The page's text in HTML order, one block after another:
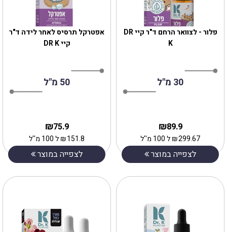
אפטרקל תרסיס לאחר ‎לידה‎ ‎‎ד"ר
קיי DR K
50 מ"ל
75.9
₪
151.8
₪ל 100 מ''ל
לצפייה במוצר
פלור - לצוואר הרחם ד"ר קיי DR
K
30 מ"ל
89.9
₪
299.67
₪ל 100 מ''ל
לצפייה במוצר